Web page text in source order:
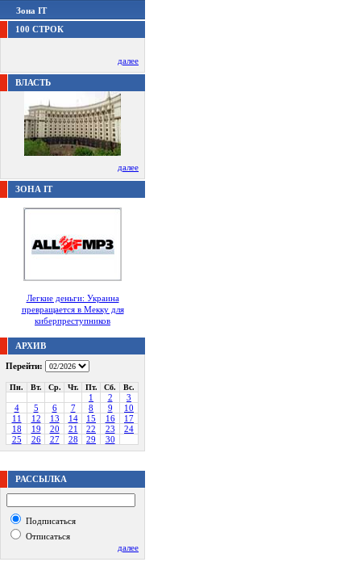
Зона IT
100 СТРОК
далее
ВЛАСТЬ
далее
ЗОНА IT
Легкие деньги: Украина
превращается в Мекку для
киберпреступников
АРХИВ
Перейти:
Пн. Вт. Ср. Чт. Пт. Сб. Вс.
1 2
3
4
5 6 7 8 9
10
11
12 13 14 15 16
17
18
19 20 21 22 23
24
25
26 27 28 29 30
РАССЫЛКА
Подписаться
Отписаться
далее